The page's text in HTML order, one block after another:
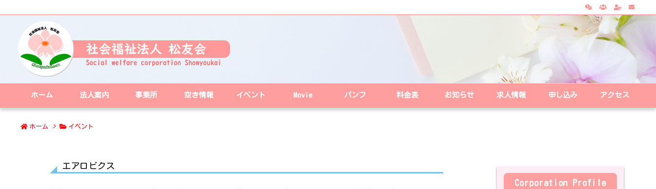
ホーム 法人案内 事業所 空き情報 イベント Movie パンフ 料金表 お知らせ 求人情報 申し込み アクセス
ホーム > イベント
エアロビクス
Corporation Profile